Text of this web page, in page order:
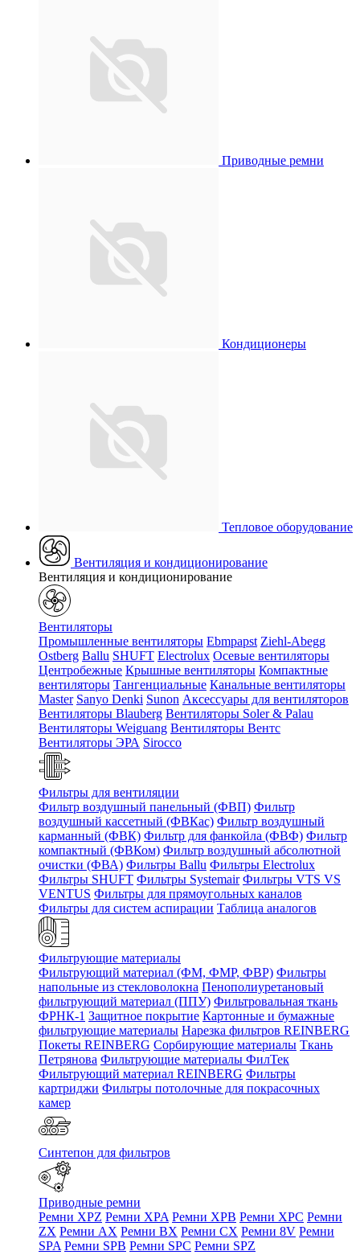
Приводные ремни
Кондиционеры
Тепловое оборудование
Вентиляция и кондиционирование
Вентиляция и кондиционирование
Вентиляторы
Промышленные вентиляторы Ebmpapst Ziehl-Abegg
Ostberg Ballu SHUFT Electrolux Осевые вентиляторы
Центробежные Крышные вентиляторы Компактные
вентиляторы Тангенциальные Канальные вентиляторы
Master Sanyo Denki Sunon Аксессуары для вентиляторов
Вентиляторы Blauberg Вентиляторы Soler & Palau
Вентиляторы Weiguang Вентиляторы Вентс
Вентиляторы ЭРА Sirocco
Фильтры для вентиляции
Фильтр воздушный панельный (ФВП) Фильтр
воздушный кассетный (ФВКас) Фильтр воздушный
карманный (ФВК) Фильтр для фанкойла (ФВФ) Фильтр
компактный (ФВКом) Фильтр воздушный абсолютной
очистки (ФВА) Фильтры Ballu Фильтры Electrolux
Фильтры SHUFT Фильтры Systemair Фильтры VTS VS
VENTUS Фильтры для прямоугольных каналов
Фильтры для систем аспирации Таблица аналогов
Фильтрующие материалы
Фильтрующий материал (ФМ, ФМР, ФВР) Фильтры
напольные из стекловолокна Пенополиуретановый
фильтрующий материал (ППУ) Фильтровальная ткань
ФРНК-1 Защитное покрытие Картонные и бумажные
фильтрующие материалы Нарезка фильтров REINBERG
Покеты REINBERG Сорбирующие материалы Ткань
Петрянова Фильтрующие материалы ФилТек
Фильтрующий материал REINBERG Фильтры
картриджи Фильтры потолочные для покрасочных
камер
Синтепон для фильтров
Приводные ремни
Ремни XPZ Ремни XPA Ремни XPB Ремни XPC Ремни
ZX Ремни AX Ремни BX Ремни CX Ремни 8V Ремни
SPA Ремни SPB Ремни SPC Ремни SPZ